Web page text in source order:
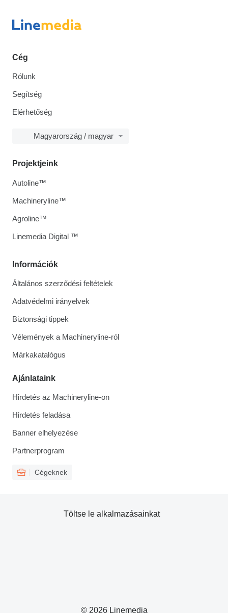
Cég
Rólunk
Segítség
Elérhetőség
Magyarország / magyar
Információk
Általános szerződési feltételek
Adatvédelmi irányelvek
Biztonsági tippek
Vélemények a Machineryline-ról
Márkakatalógus
Ajánlataink
Hirdetés az Machineryline-on
Hirdetés feladása
Banner elhelyezése
Partnerprogram
Cégeknek
Projektjeink
Autoline™
Machineryline™
Agroline™
Linemedia Digital ™
© 2026 Linemedia
Töltse le alkalmazásainkat